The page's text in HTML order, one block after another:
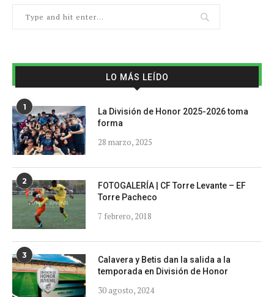
LO MÁS LEÍDO
1
La División de Honor 2025-2026 toma
forma
28 marzo, 2025
2
FOTOGALERÍA | CF Torre Levante – EF
Torre Pacheco
7 febrero, 2018
3
Calavera y Betis dan la salida a la
temporada en División de Honor
30 agosto, 2024